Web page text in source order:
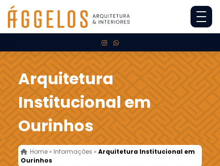
Arquitetura
Institucional em
Ourinhos
Home » Informações »Arquitetura Institucional em
Ourinhos